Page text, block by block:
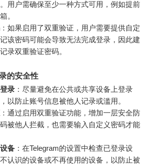
用户需确保至少一种方式可用，例如提前
。
：如果启用了双重验证，用户需要提供自定
该密码可能会导致无法完成登录，因此建
录双重验证密码。
的安全性
录 ：尽量避免在公共或共享设备上登录
以防止账号信息被他人记录或滥用。
：通过启用双重验证功能，增加一层安全防
被他人拦截，也需要输入自定义密码才能
备 ：在Telegram的设置中检查已登录设
认识的设备或不再使用的设备，以防止被